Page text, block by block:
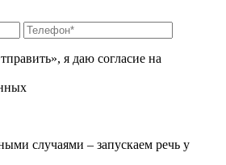
я даю согласие на
случаями – запускаем речь у